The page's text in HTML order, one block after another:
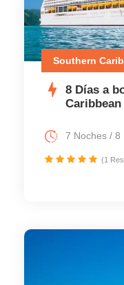
Southern
8 Días a
7 Noches / 8
(1